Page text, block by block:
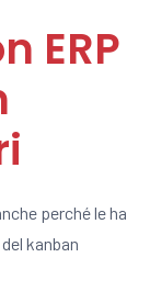
ERP
perché le ha
kanban